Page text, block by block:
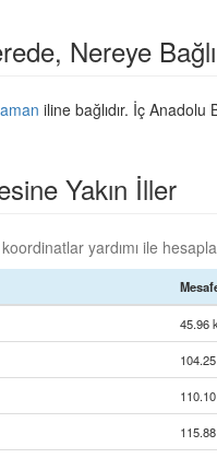
Nereye
iline bağlıdır. İç
Yakın İller
yardımı ile
45.96